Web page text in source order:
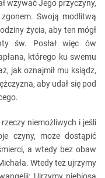
wzywać Jego przyczyny,
Swoją modlitwą
życia, aby ten mógł
św. Posłał więc ów
którego ku swemu
jak oznajmił mu ksiądz,
aby udał się pod
niemożliwych i jeśli
czyny, może dostąpić
a wtedy bez obaw
Wtedy też ujrzymy